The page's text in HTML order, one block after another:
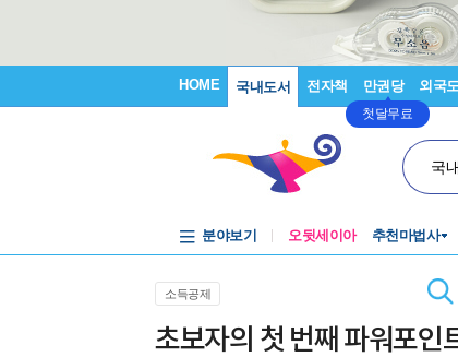
HOME 국내도서 전자책 만권당
첫달무료
외국
국
분야보기 오뒷세이아 추천마법사
소득공제
초보자의 첫 번째 파워포인